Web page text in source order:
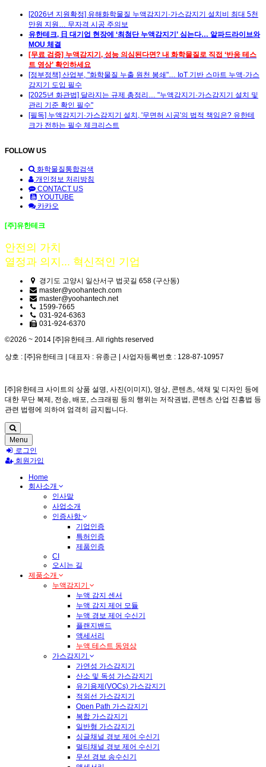
[2026년 지원확정] 유해화학물질 누액감지기·가스감지기 설치비 최대 5천
만원 지원… 무자격 시공 주의보
유한테크, 日 대기업 현장에 ‘최첨단 누액감지기’ 심는다… 알파드라이브와
MOU 체결
[무료 검증] 누액감지기, 성능 의심된다면? 내 화학물질로 직접 ‘반응 테스
트 영상’ 확인하세요
[정부정책] 산업부, "화학물질 누출 원천 봉쇄"… IoT 기반 스마트 누액·가스
감지기 도입 필수
[2025년 화관법] 달라지는 규제 총정리… "누액감지기·가스감지기 설치 및
관리 기준 확인 필수"
[필독] 누액감지기·가스감지기 설치, '무면허 시공'의 법적 책임은? 유한테
크가 전하는 필수 체크리스트
FOLLOW US
화학물질통합검색
개인정보 처리방침
CONTACT US
YOUTUBE
카카오
[주]유한테크
안전의 가치
열정과 의지... 혁신적인 기업
경기도 고양시 일산서구 법곳길 658 (구산동)
master@yoohantech.com
master@yoohantech.net
1599-7665
031-924-6363
031-924-6370
©2026 ~ 2014 [주]유한테크. All rights reserved
상호 : [주]유한테크 | 대표자 : 유종근 | 사업자등록번호 : 128-87-10957
[주]유한테크 사이트의 상품 설명, 사진(이미지), 영상, 콘텐츠, 색채 및 디자인 등에
대한 무단 복제, 전송, 배포, 스크래핑 등의 행위는 저작권법, 콘텐츠 산업 진흥법 등
관련 법령에 의하여 엄격히 금지됩니다.
Menu
로그인
회원가입
Home
회사소개
인사말
사업소개
인증사항
기업인증
특허인증
제품인증
CI
오시는 길
제품소개
누액감지기
누액 감지 센서
누액 감지 제어 모듈
누액 경보 제어 수신기
플랜지밴드
액세서리
누액 테스트 동영상
가스감지기
가연성 가스감지기
산소 및 독성 가스감지기
유기용제(VOCs) 가스감지기
적외선 가스감지기
Open Path 가스감지기
복합 가스감지기
일반형 가스감지기
싱글채널 경보 제어 수신기
멀티채널 경보 제어 수신기
무선 경보 송수신기